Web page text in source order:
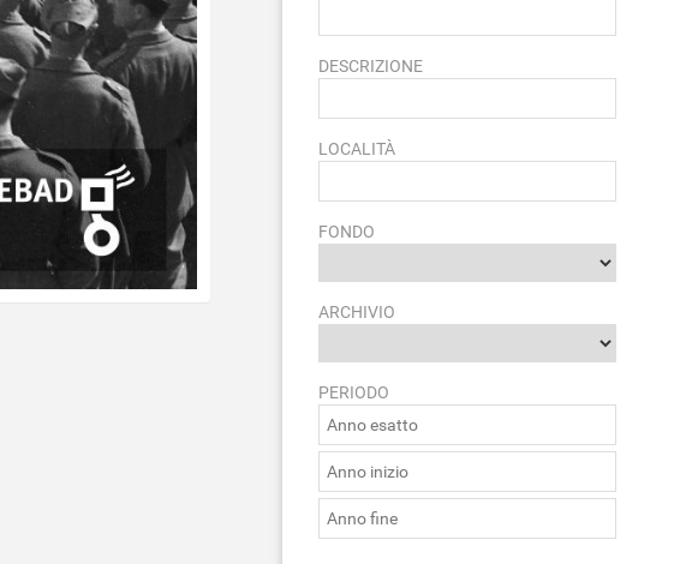
DESCRIZIONE
LOCALITÀ
FONDO
ARCHIVIO
PERIODO